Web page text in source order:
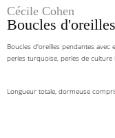
Cécile Cohen
Boucles
Boucles d'oreilles pendantes
perles turquoise, perles de
Longueur totale, dormeuse